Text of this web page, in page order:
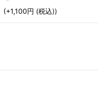
(+1,100円 (税込))